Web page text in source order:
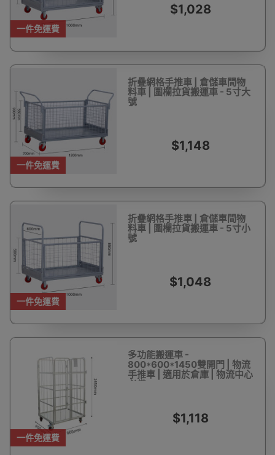
一件免運費
$1,028
一件免運費
折疊網格手推車 | 倉儲車間物
料車 | 圍欄拉貨搬運車 - 5寸大
號
$1,148
一件免運費
折疊網格手推車 | 倉儲車間物
料車 | 圍欄拉貨搬運車 - 5寸小
號
$1,048
一件免運費
多功能搬運車 -
800*600*1450雙開門 | 物流
手推車 | 適用於倉庫 | 物流中心
必備
$1,118